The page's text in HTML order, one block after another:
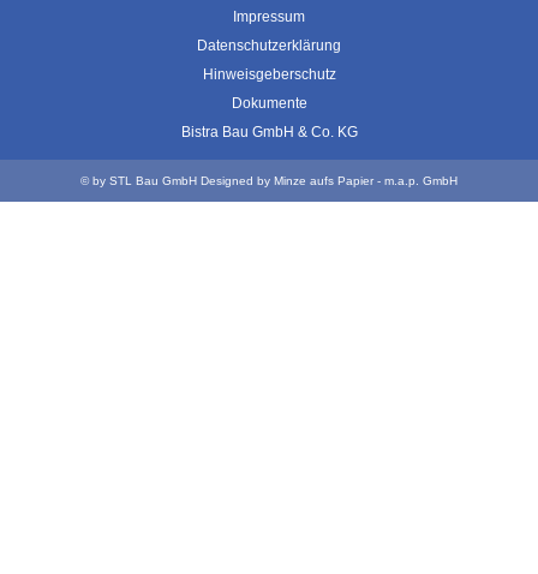
Impressum
Datenschutzerklärung
Hinweisgeberschutz
Dokumente
Bistra Bau GmbH & Co. KG
© by STL Bau GmbH Designed by Minze aufs Papier - m.a.p. GmbH